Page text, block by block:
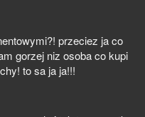
przeciez ja co
gorzej niz osoba co kupi
to sa ja ja!!!